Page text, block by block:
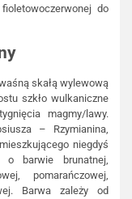
do
skałą wylewową
szkło wulkaniczne
magmy/lawy.
– Rzymianina,
niegdyś
barwie brunatnej,
pomarańczowej,
Barwa zależy od